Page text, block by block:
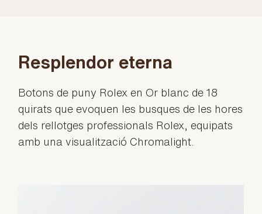
Resplendor eterna
Botons de puny Rolex en Or blanc de 18
quirats que evoquen les busques de les hores
dels rellotges professionals Rolex, equipats
amb una visualització Chromalight.